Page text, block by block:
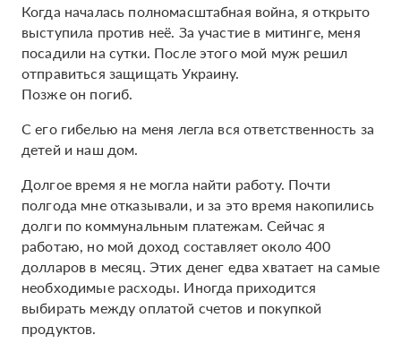
Когда началась полномасштабная война, я открыто
выступила против неё. За участие в митинге, меня
посадили на сутки. После этого мой муж решил
отправиться защищать Украину.
Позже он погиб.
С его гибелью на меня легла вся ответственность за
детей и наш дом.
Долгое время я не могла найти работу. Почти
полгода мне отказывали, и за это время накопились
долги по коммунальным платежам. Сейчас я
работаю, но мой доход составляет около 400
долларов в месяц. Этих денег едва хватает на самые
необходимые расходы. Иногда приходится
выбирать между оплатой счетов и покупкой
продуктов.